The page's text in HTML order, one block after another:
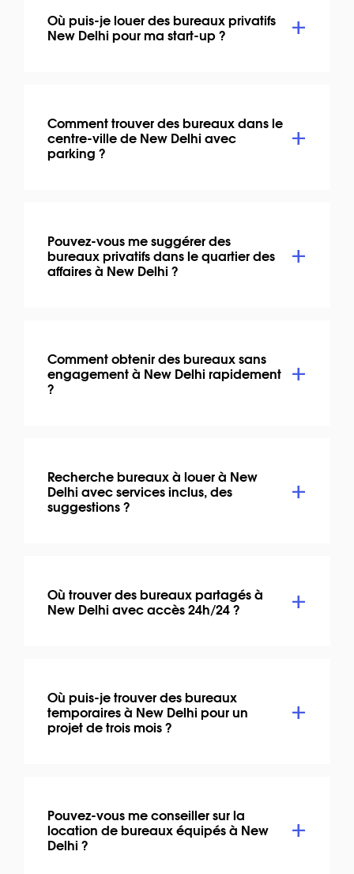
Où puis-je louer des bureaux privatifs
New Delhi pour ma start-up ?
Comment trouver des bureaux dans le
centre-ville de New Delhi avec
parking ?
Pouvez-vous me suggérer des
bureaux privatifs dans le quartier des
affaires à New Delhi ?
Comment obtenir des bureaux sans
engagement à New Delhi rapidement
?
Recherche bureaux à louer à New
Delhi avec services inclus, des
suggestions ?
Où trouver des bureaux partagés à
New Delhi avec accès 24h/24 ?
Où puis-je trouver des bureaux
temporaires à New Delhi pour un
projet de trois mois ?
Pouvez-vous me conseiller sur la
location de bureaux équipés à New
Delhi ?